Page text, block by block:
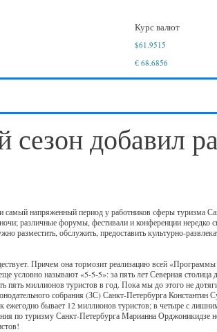
Курс валют
$61.9515
€ 68.6856
сезон добавил
напряженный период у работников сферы туризма
различные форумы, фестивали и конференции нередко
разместить, обслужить, предоставить культурно-
Причем она тормозит реализацию всей «Программы
условно называют «5-5-5»: за пять лет Северная
пять миллионов туристов в год. Пока мы до этого не
собрания (ЗС) Санкт-Петербурга Константин
бывает 12 миллионов туристов; в четыре с
по туризму Санкт-Петербурга Марианна Орджоникидзе